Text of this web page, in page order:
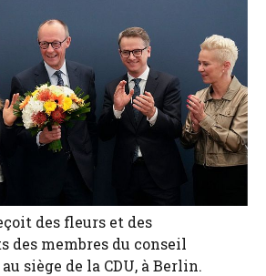
des fleurs et des
des membres du conseil
siège de la CDU, à Berlin.